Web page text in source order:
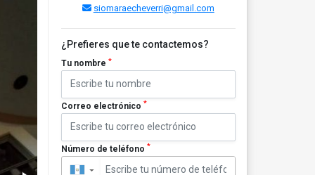
siomaraecheverri@gmail.com
¿Prefieres que te contactemos?
Tu nombre *
Correo electrónico *
Número de teléfono *
▼